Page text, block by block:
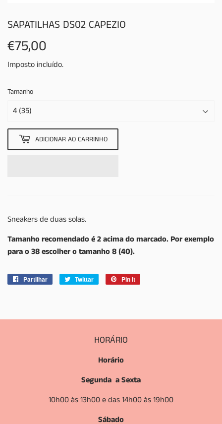
SAPATILHAS DS02 CAPEZIO
€75,00
Imposto incluído.
Tamanho
ADICIONAR AO CARRINHO
Sneakers de duas solas.
Tamanho recomendado é 2 acima do marcado. Por exemplo
para o 38 escolher o tamanho 8 (40).
Partilhar
Partilhe Twittar
Twittar
Pin it
HORÁRIO
Horário
Segunda a Sexta
10h00 às 13h00 e das 14h00 às 19h00
Sábado